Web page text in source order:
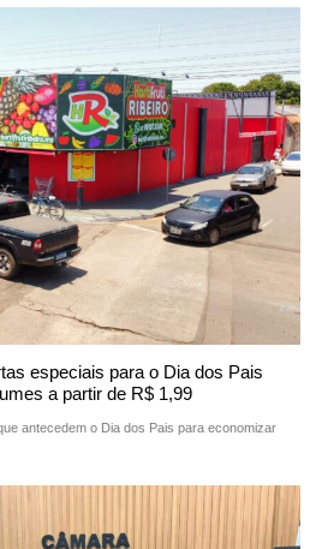
especiais para o Dia dos Pais
a partir de R$ 1,99
antecedem o Dia dos Pais para economizar